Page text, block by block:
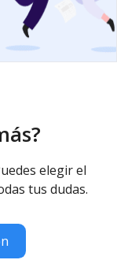
elegir el
tus dudas.